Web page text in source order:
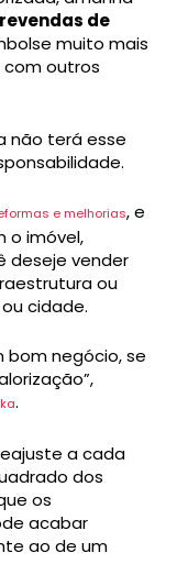
de
muito mais
outros
não terá esse
e melhorias, e
o imóvel,
deseje vender
ou
cidade.
bom negócio, se
.
a cada
dos
os
acabar
ao de um